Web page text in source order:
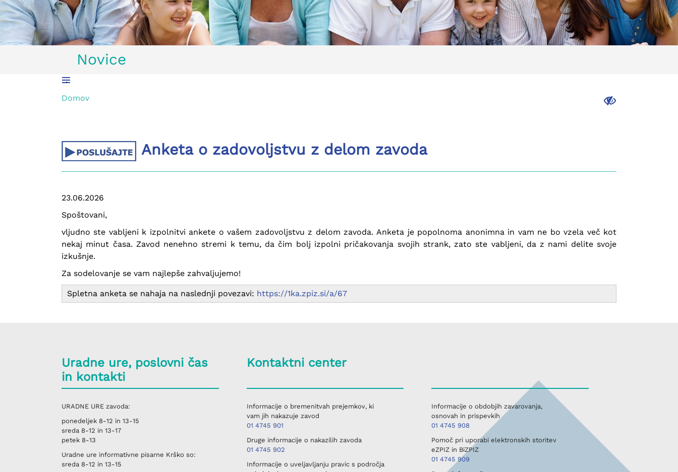
Novice
.
.
Domov
Anketa o zadovoljstvu z delom zavoda
23.06.2026
Spoštovani,
vljudno ste vabljeni k izpolnitvi ankete o vašem zadovoljstvu z delom zavoda. Anketa je popolnoma anonimna in vam ne bo vzela več kot
nekaj minut časa. Zavod nenehno stremi k temu, da čim bolj izpolni pričakovanja svojih strank, zato ste vabljeni, da z nami delite svoje
izkušnje.
Za sodelovanje se vam najlepše zahvaljujemo!
Spletna anketa se nahaja na naslednji povezavi: https://1ka.zpiz.si/a/67
Uradne ure, poslovni čas
in kontakti
URADNE URE zavoda:
ponedeljek 8-12 in 13-15
sreda 8-12 in 13-17
petek 8-13
Uradne ure informativne pisarne Krško so:
sreda 8-12 in 13-15
Kontaktni center
Informacije o bremenitvah prejemkov, ki
vam jih nakazuje zavod
01 4745 901
Druge informacije o nakazilih zavoda
01 4745 902
Informacije o uveljavljanju pravic s področja
Informacije o obdobjih zavarovanja,
osnovah in prispevkih
01 4745 908
Pomoč pri uporabi elektronskih storitev
eZPIZ in BiZPIZ
01 4745 909